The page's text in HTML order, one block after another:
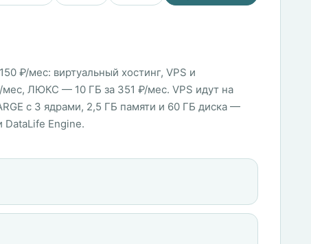
₽/мес: виртуальный хостинг, VPS и
ЛЮКС — 10 ГБ за 351 ₽/мес. VPS идут на
с 3 ядрами, 2,5 ГБ памяти и 60 ГБ диска —
DataLife Engine.